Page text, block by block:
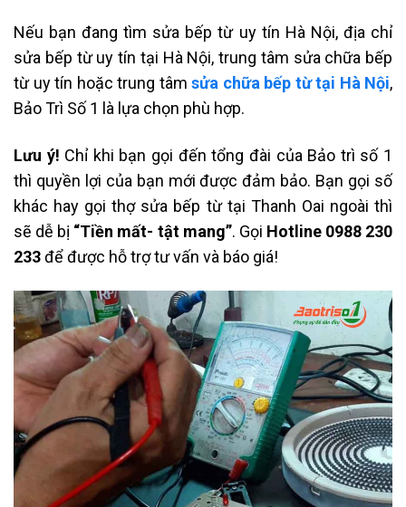
Nếu bạn đang tìm sửa bếp từ uy tín Hà Nội, địa chỉ
sửa bếp từ uy tín tại Hà Nội, trung tâm sửa chữa bếp
từ uy tín hoặc trung tâm sửa chữa bếp từ tại Hà Nội,
Bảo Trì Số 1 là lựa chọn phù hợp.
Lưu ý! Chỉ khi bạn gọi đến tổng đài của Bảo trì số 1
thì quyền lợi của bạn mới được đảm bảo. Bạn gọi số
khác hay gọi thợ sửa bếp từ tại Thanh Oai ngoài thì
sẽ dễ bị “Tiền mất- tật mang”. Gọi Hotline 0988 230
233để được hỗ trợ tư vấn và báo giá!